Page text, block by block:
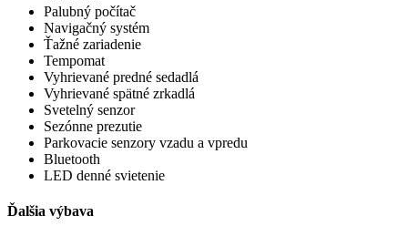
Palubný počítač
Navigačný systém
Ťažné zariadenie
Tempomat
Vyhrievané predné sedadlá
Vyhrievané spätné zrkadlá
Svetelný senzor
Sezónne prezutie
Parkovacie senzory vzadu a vpredu
Bluetooth
LED denné svietenie
Ďalšia výbava